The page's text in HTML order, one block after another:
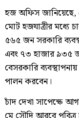
হজ অফিস
মোট হজযাত্রীর মধ্যে
৫৬৫ জন সরকারি
এবং ৭৩ হাজার ৯৩৫
বেসরকারি
পালন করবেন।
চাঁদ দেখা সাপেক্ষে